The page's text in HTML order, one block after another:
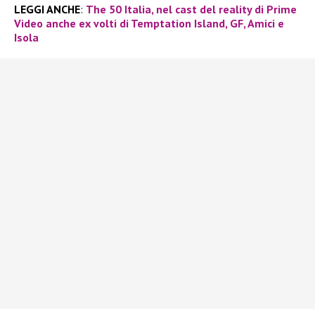
LEGGI ANCHE: The 50 Italia, nel cast del reality di Prime
Video anche ex volti di Temptation Island, GF, Amici e
Isola